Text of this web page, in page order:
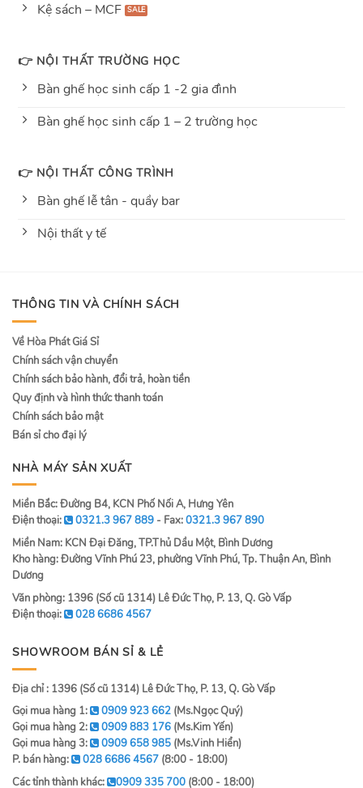
Kệ sách – MCF
👉 NỘI THẤT TRƯỜNG HỌC
Bàn ghế học sinh cấp 1 -2 gia đình
Bàn ghế học sinh cấp 1 – 2 trường học
👉 NỘI THẤT CÔNG TRÌNH
Bàn ghế lễ tân - quầy bar
Nội thất y tế
THÔNG TIN VÀ CHÍNH SÁCH
Về Hòa Phát Giá Sỉ
Chính sách vận chuyển
Chính sách bảo hành, đổi trả, hoàn tiền
Quy định và hình thức thanh toán
Chính sách bảo mật
Bán sỉ cho đại lý
NHÀ MÁY SẢN XUẤT
Miền Bắc: Đường B4, KCN Phố Nối A, Hưng Yên
Điện thoại:
0321.3 967 889 - Fax:0321.3 967 890
Miền Nam: KCN Đại Đăng, TP.Thủ Dầu Một, Bình Dương
Kho hàng: Đường Vĩnh Phú 23, phường Vĩnh Phú, Tp. Thuận An, Bình
Dương
Văn phòng: 1396 (Số cũ 1314) Lê Đức Thọ, P. 13, Q. Gò Vấp
Điện thoại:
028 6686 4567
SHOWROOM BÁN SỈ & LẺ
Địa chỉ : 1396 (Số cũ 1314) Lê Đức Thọ, P. 13, Q. Gò Vấp
Gọi mua hàng 1:
0909 923 662 (Ms.Ngọc Quý)
Gọi mua hàng 2:
0909 883 176 (Ms.Kim Yến)
Gọi mua hàng 3:
0909 658 985 (Ms.Vinh Hiển)
P. bán hàng:
028 6686 4567 (8:00 - 18:00)
Các tỉnh thành khác:
0909 335 700 (8:00 - 18:00)